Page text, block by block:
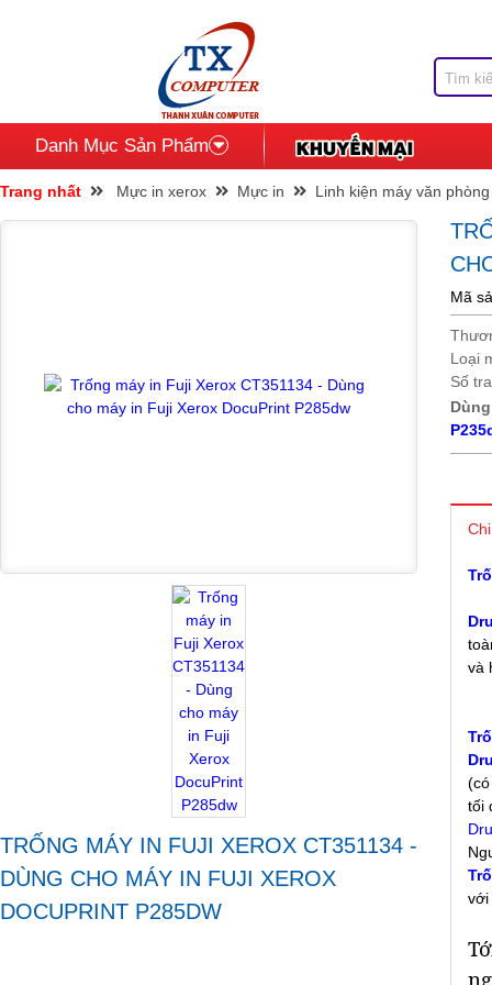
Danh Mục Sản Phẩm
Trang nhất Mực in xerox Mực in Linh kiện máy văn phòng
TRỐNG MÁY IN FUJI XEROX CT351134 -
DÙNG CHO MÁY IN FUJI XEROX
DOCUPRINT P285DW
Mã
Loại
Số
và
tối
với